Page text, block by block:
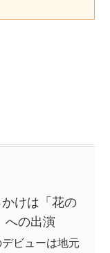
けは「花の
への出演
ビューは地元